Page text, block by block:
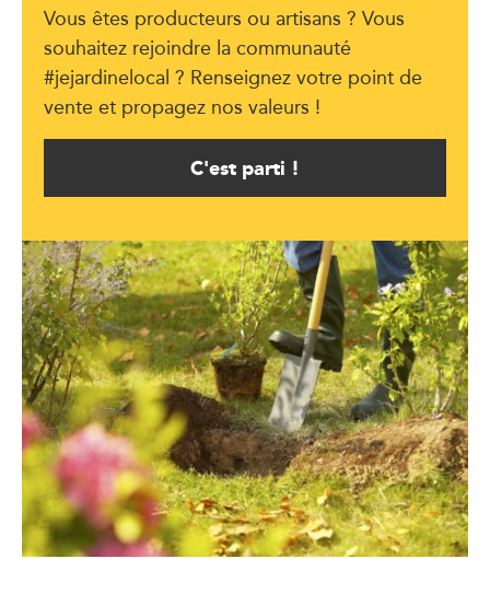
Vous êtes producteurs ou artisans ? Vous
souhaitez rejoindre la communauté
#jejardinelocal ? Renseignez votre point de
vente et propagez nos valeurs !
C'est parti !